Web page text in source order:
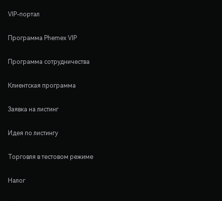
VIP-портал
Программа Phemex VIP
Программа сотрудничества
Клиентская программа
Заявка на листинг
Идея по листингу
Торговля в тестовом режиме
Налог